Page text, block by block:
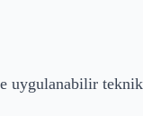
uygulanabilir